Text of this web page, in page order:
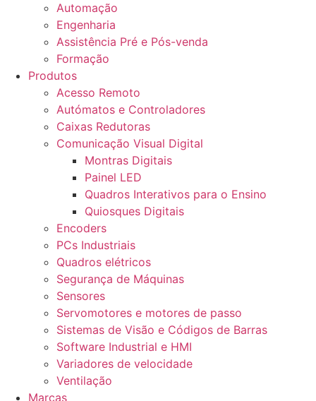
Automação
Engenharia
Assistência Pré e Pós-venda
Formação
Produtos
Acesso Remoto
Autómatos e Controladores
Caixas Redutoras
Comunicação Visual Digital
Montras Digitais
Painel LED
Quadros Interativos para o Ensino
Quiosques Digitais
Encoders
PCs Industriais
Quadros elétricos
Segurança de Máquinas
Sensores
Servomotores e motores de passo
Sistemas de Visão e Códigos de Barras
Software Industrial e HMI
Variadores de velocidade
Ventilação
Marcas